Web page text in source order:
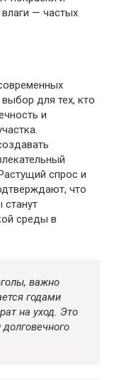
— частых
для тех, кто
и
спрос и
что
среды в
важно
годами
на уход. Это